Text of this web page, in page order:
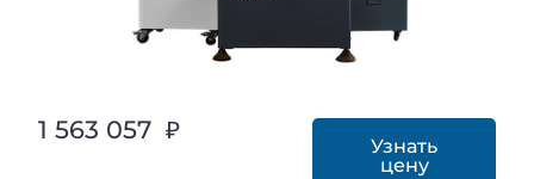
1 563 057 ₽
Узнать
цену